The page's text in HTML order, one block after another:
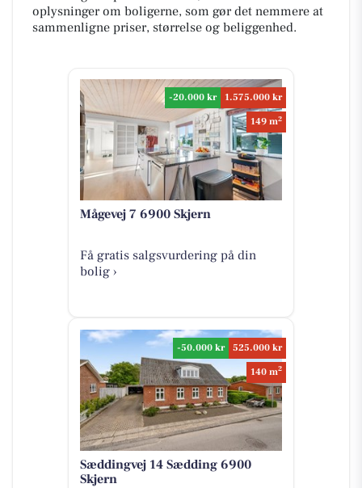
oplysninger om boligerne, som gør det nemmere at
sammenligne priser, størrelse og beliggenhed.
-20.000 kr
1.575.000 kr
149 m2
Mågevej 7 6900 Skjern
Få gratis salgsvurdering på din
bolig ›
-50.000 kr
525.000 kr
140 m2
Sæddingvej 14 Sædding 6900
Skjern